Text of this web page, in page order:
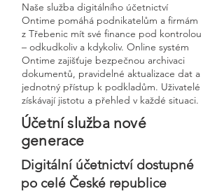
Naše služba digitálního účetnictví
Ontime pomáhá podnikatelům a firmám
z Třebenic mít své finance pod kontrolou
– odkudkoliv a kdykoliv. Online systém
Ontime zajišťuje bezpečnou archivaci
dokumentů, pravidelné aktualizace dat a
jednotný přístup k podkladům. Uživatelé
získávají jistotu a přehled v každé situaci.
Účetní služba nové
generace
Digitální účetnictví dostupné
po celé České republice